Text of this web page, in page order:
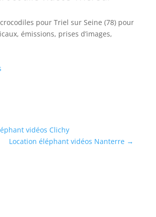
pour Triel sur Seine (78) pour
émissions, prises d’images,
vidéos Clichy
Location éléphant vidéos Nanterre →